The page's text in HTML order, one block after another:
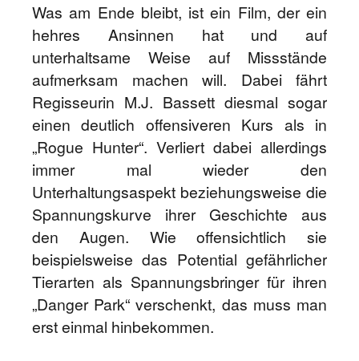
Was am Ende bleibt, ist ein Film, der ein
hehres Ansinnen hat und auf
unterhaltsame Weise auf Missstände
aufmerksam machen will. Dabei fährt
Regisseurin M.J. Bassett diesmal sogar
einen deutlich offensiveren Kurs als in
„Rogue Hunter“. Verliert dabei allerdings
immer mal wieder den
Unterhaltungsaspekt beziehungsweise die
Spannungskurve ihrer Geschichte aus
den Augen. Wie offensichtlich sie
beispielsweise das Potential gefährlicher
Tierarten als Spannungsbringer für ihren
„Danger Park“ verschenkt, das muss man
erst einmal hinbekommen.